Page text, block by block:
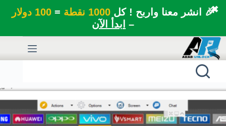
🎉 انشر معنا واربح ! كل1000 نقطة =100 دولار
– ابدأ الآن
✖
التجاوز
إلى
المحتوى